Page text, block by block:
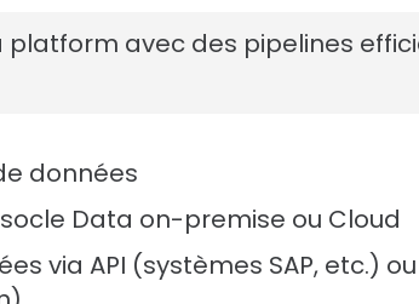
platform avec des pipelines
données
Data on-premise ou Cloud
via API (systèmes SAP, etc.)